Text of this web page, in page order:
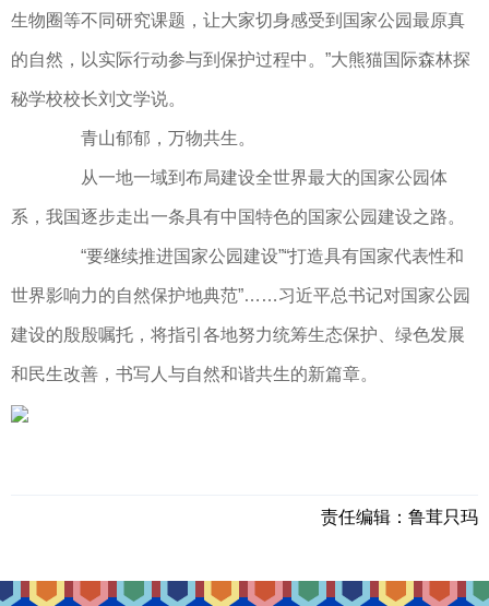
生物圈等不同研究课题，让大家切身感受到国家公园最原真
的自然，以实际行动参与到保护过程中。”大熊猫国际森林探
秘学校校长刘文学说。
青山郁郁，万物共生。
从一地一域到布局建设全世界最大的国家公园体
系，我国逐步走出一条具有中国特色的国家公园建设之路。
“要继续推进国家公园建设”“打造具有国家代表性和
世界影响力的自然保护地典范”……习近平总书记对国家公园
建设的殷殷嘱托，将指引各地努力统筹生态保护、绿色发展
和民生改善，书写人与自然和谐共生的新篇章。
责任编辑： 鲁茸只玛